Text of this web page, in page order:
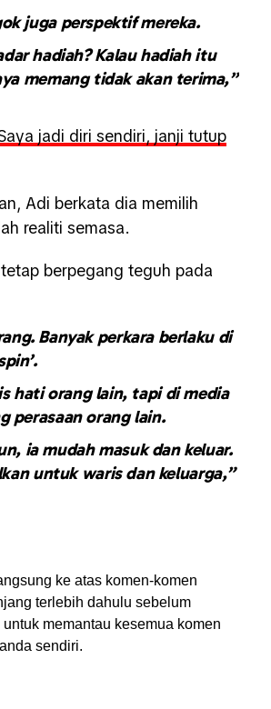
juga perspektif mereka.
hadiah? Kalau hadiah itu
memang tidak akan terima,”
jadi diri sendiri, janji tutup
Adi berkata dia memilih
realiti semasa.
berpegang teguh pada
Banyak perkara berlaku di
hati orang lain, tapi di media
perasaan orang lain.
ia mudah masuk dan keluar.
untuk waris dan keluarga,”
ke atas komen-komen
terlebih dahulu sebelum
memantau kesemua komen
sendiri.